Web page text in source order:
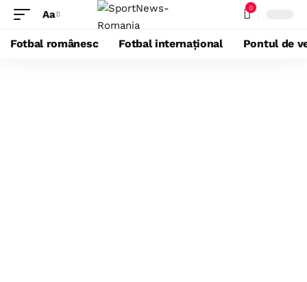
Aa 0
Fotbal românesc Fotbal internațional Pontul de